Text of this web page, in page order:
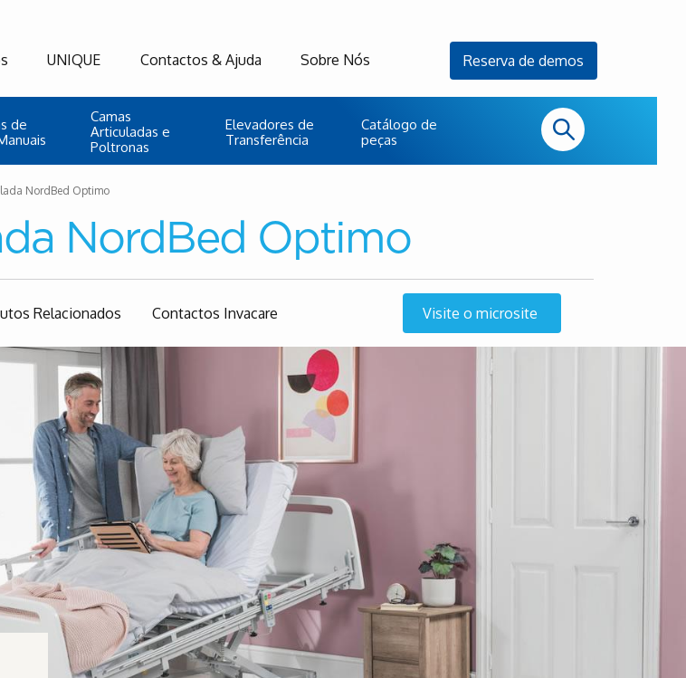
de
Camas
Articuladas e
Poltronas
Elevadores de
Transferência
Catálogo de
peças
UNIQUE Contactos & Ajuda Sobre Nós Reserva de demos
NordBed Optimo
NordBed Optimo
Relacionados Contactos Invacare Visite o microsite